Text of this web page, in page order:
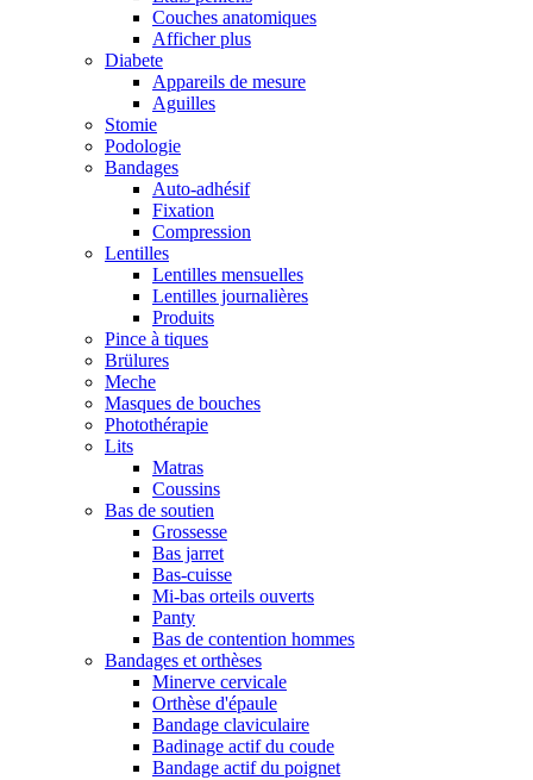
Couches anatomiques
Afficher plus
Diabete
Appareils de mesure
Aguilles
Stomie
Podologie
Bandages
Auto-adhésif
Fixation
Compression
Lentilles
Lentilles mensuelles
Lentilles journalières
Produits
Pince à tiques
Brülures
Meche
Masques de bouches
Photothérapie
Lits
Matras
Coussins
Bas de soutien
Grossesse
Bas jarret
Bas-cuisse
Mi-bas orteils ouverts
Panty
Bas de contention hommes
Bandages et orthèses
Minerve cervicale
Orthèse d'épaule
Bandage claviculaire
Badinage actif du coude
Bandage actif du poignet